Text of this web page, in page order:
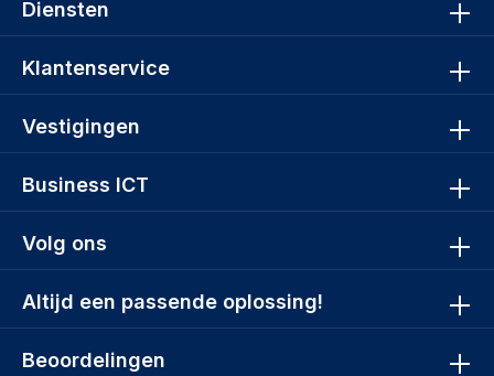
Volg ons
Altijd een passende oplossing!
Diensten
Klantenservice
Vestigingen
Business ICT
Beoordelingen